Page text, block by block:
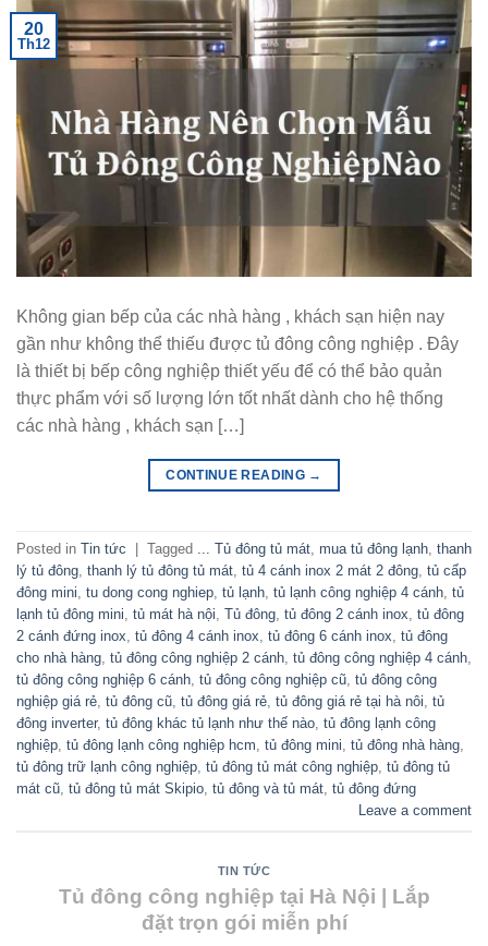
20
Th12
Không gian bếp của các nhà hàng , khách sạn hiện nay
gần như không thể thiếu được tủ đông công nghiệp . Đây
là thiết bị bếp công nghiệp thiết yếu để có thể bảo quản
thực phẩm với số lượng lớn tốt nhất dành cho hệ thống
các nhà hàng , khách sạn […]
CONTINUE READING →
Posted in Tin tức Tagged ... Tủ đông tủ mát, mua tủ đông lạnh, thanh
lý tủ đông, thanh lý tủ đông tủ mát, tủ 4 cánh inox 2 mát 2 đông, tủ cấp
đông mini, tu dong cong nghiep, tủ lạnh, tủ lạnh công nghiệp 4 cánh, tủ
lạnh tủ đông mini, tủ mát hà nội, Tủ đông, tủ đông 2 cánh inox, tủ đông
2 cánh đứng inox, tủ đông 4 cánh inox, tủ đông 6 cánh inox, tủ đông
cho nhà hàng, tủ đông công nghiệp 2 cánh, tủ đông công nghiệp 4 cánh,
tủ đông công nghiệp 6 cánh, tủ đông công nghiệp cũ, tủ đông công
nghiệp giá rẻ, tủ đông cũ, tủ đông giá rẻ, tủ đông giá rẻ tại hà nôi, tủ
đông inverter, tủ đông khác tủ lạnh như thế nào, tủ đông lạnh công
nghiệp, tủ đông lạnh công nghiệp hcm, tủ đông mini, tủ đông nhà hàng,
tủ đông trữ lạnh công nghiệp, tủ đông tủ mát công nghiệp, tủ đông tủ
mát cũ, tủ đông tủ mát Skipio, tủ đông và tủ mát, tủ đông đứng
Leave a comment
TIN TỨC
Tủ đông công nghiệp tại Hà Nội | Lắp
đặt trọn gói miễn phí